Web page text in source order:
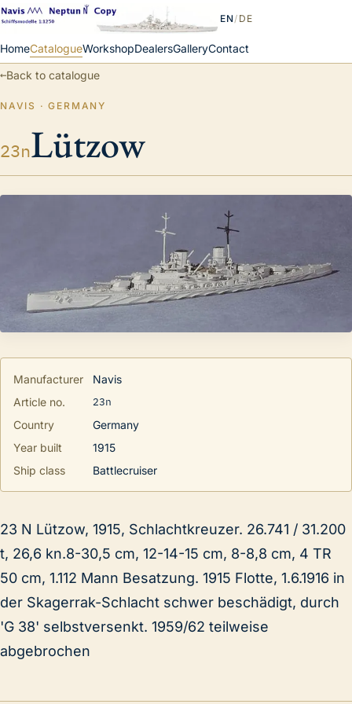
HomeCatalogueWorkshopDealersGalleryContact
EN/ DE
←Back to catalogue
NAVIS · GERMANY
23nLützow
Manufacturer
Navis
Article no.
23n
Country
Germany
Year built
1915
Ship class
Battlecruiser
23 N Lützow, 1915, Schlachtkreuzer. 26.741 / 31.200
t, 26,6 kn.8-30,5 cm, 12-14-15 cm, 8-8,8 cm, 4 TR
50 cm, 1.112 Mann Besatzung. 1915 Flotte, 1.6.1916 in
der Skagerrak-Schlacht schwer beschädigt, durch
'G 38' selbstversenkt. 1959/62 teilweise
abgebrochen